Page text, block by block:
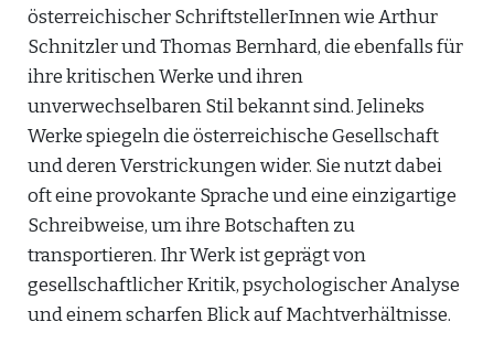
österreichischer SchriftstellerInnen wie Arthur
Schnitzler und Thomas Bernhard, die ebenfalls für
ihre kritischen Werke und ihren
unverwechselbaren Stil bekannt sind. Jelineks
Werke spiegeln die österreichische Gesellschaft
und deren Verstrickungen wider. Sie nutzt dabei
oft eine provokante Sprache und eine einzigartige
Schreibweise, um ihre Botschaften zu
transportieren. Ihr Werk ist geprägt von
gesellschaftlicher Kritik, psychologischer Analyse
und einem scharfen Blick auf Machtverhältnisse.